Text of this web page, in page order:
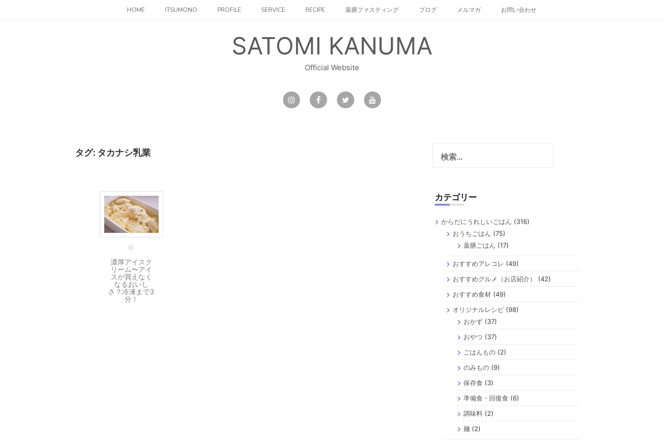
HOME ITSUMONO PROFILE SERVICE RECIPE 薬膳ファスティング ブログ メルマガ お問い合わせ
SATOMI KANUMA
Official Website
タグ: タカナシ乳業
27 6月
濃厚アイスク
リーム〜アイ
スが買えなく
なるおいし
さ？冷凍まで3
分！
索:
カテゴリー
からだにうれしいごはん (316)
おうちごはん (75)
薬膳ごはん (17)
おすすめアレコレ (49)
おすすめグルメ（お店紹介）
(42)
おすすめ食材(49)
オリジナルレシピ(98)
おかず(37)
おやつ (37)
ごはんもの(2)
のみもの(9)
保存食 (3)
準備食・回復食 (6)
調味料(2)
麺 (2)